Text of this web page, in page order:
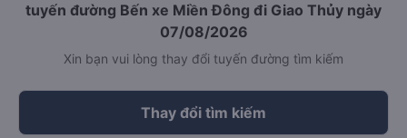
tuyến đường Bến xe Miền Đông đi Giao Thủy ngày
07/08/2026
Xin bạn vui lòng thay đổi tuyến đường tìm kiếm
Thay đổi tìm kiếm